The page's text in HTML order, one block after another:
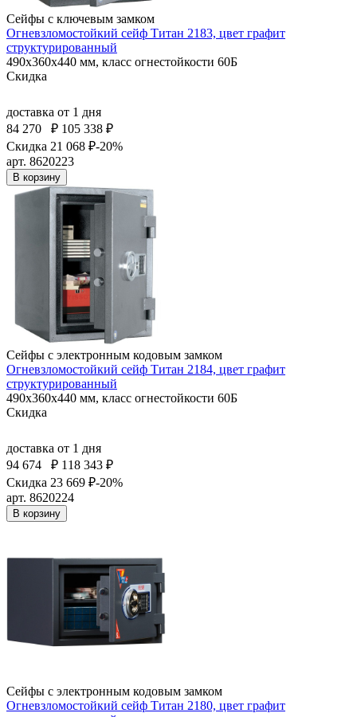
Сейфы с ключевым замком
Огневзломостойкий сейф Титан 2183, цвет графит
структурированный
490x360x440 мм, класс огнестойкости 60Б
Скидка
доставка от 1 дня
84 270
₽ 105 338 ₽
Скидка 21 068 ₽-20%
арт. 8620223
В корзину
Сейфы с электронным кодовым замком
Огневзломостойкий сейф Титан 2184, цвет графит
структурированный
490x360x440 мм, класс огнестойкости 60Б
Скидка
доставка от 1 дня
94 674
₽ 118 343 ₽
Скидка 23 669 ₽-20%
арт. 8620224
В корзину
Сейфы с электронным кодовым замком
Огневзломостойкий сейф Титан 2180, цвет графит